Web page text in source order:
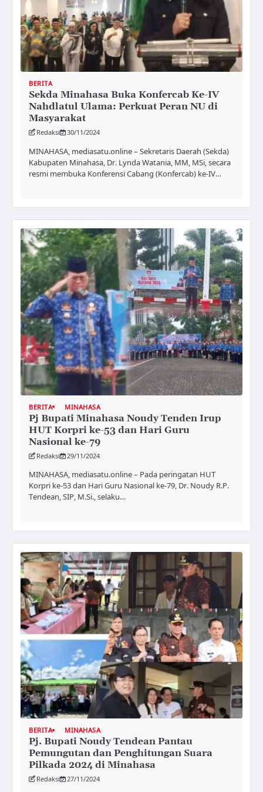
BERITA
Sekda Minahasa Buka Konfercab Ke-IV
Nahdlatul Ulama: Perkuat Peran NU di
Masyarakat
Redaksi 30/11/2024
MINAHASA, mediasatu.online – Sekretaris Daerah (Sekda)
Kabupaten Minahasa, Dr. Lynda Watania, MM, MSi, secara
resmi membuka Konferensi Cabang (Konfercab) ke-IV…
BERITA MINAHASA
Pj Bupati Minahasa Noudy Tenden Irup
HUT Korpri ke-53 dan Hari Guru
Nasional ke-79
Redaksi 29/11/2024
MINAHASA, mediasatu.online – Pada peringatan HUT
Korpri ke-53 dan Hari Guru Nasional ke-79, Dr. Noudy R.P.
Tendean, SIP, M.Si., selaku…
BERITA MINAHASA
Pj. Bupati Noudy Tendean Pantau
Pemungutan dan Penghitungan Suara
Pilkada 2024 di Minahasa
Redaksi 27/11/2024